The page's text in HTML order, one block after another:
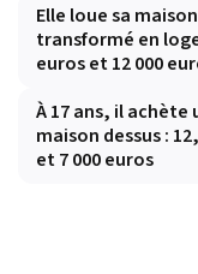
Elle loue sa
transformé en
euros et 12 000
À 17 ans, il
maison dessus :
et 7 000 euros